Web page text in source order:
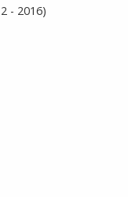
- 2016)